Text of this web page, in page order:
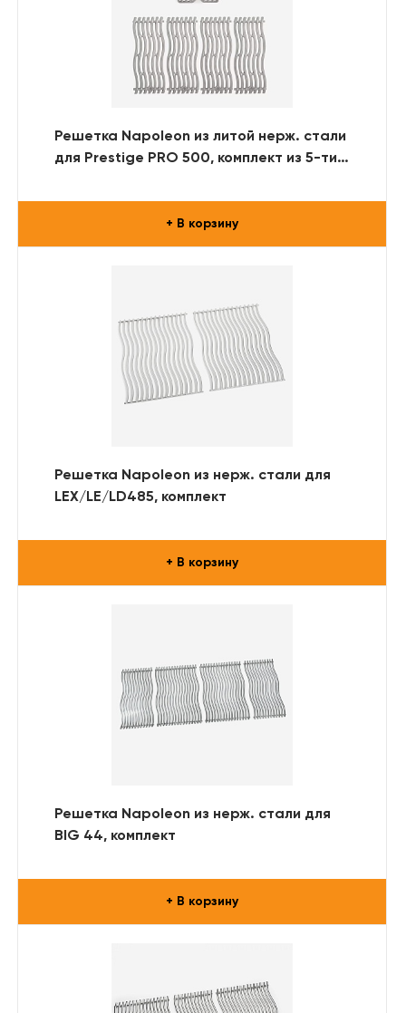
Решетка Napoleon из литой нерж. стали
для Prestige PRO 500, комплект из 5-ти
+ В корзину
Решетка Napoleon из нерж. стали для
LEX/LE/LD485, комплект
+ В корзину
Решетка Napoleon из нерж. стали для
BIG 44, комплект
+ В корзину